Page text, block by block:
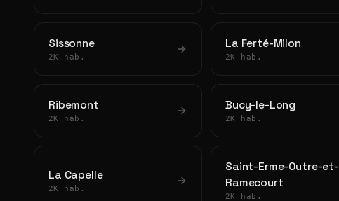
Sissonne
2K hab.
La Ferté-Milon
2K hab.
Ribemont
2K hab.
Bucy-le-Long
2K hab.
La Capelle
2K hab.
Saint-Erme-Outre-et-
Ramecourt
2K hab.